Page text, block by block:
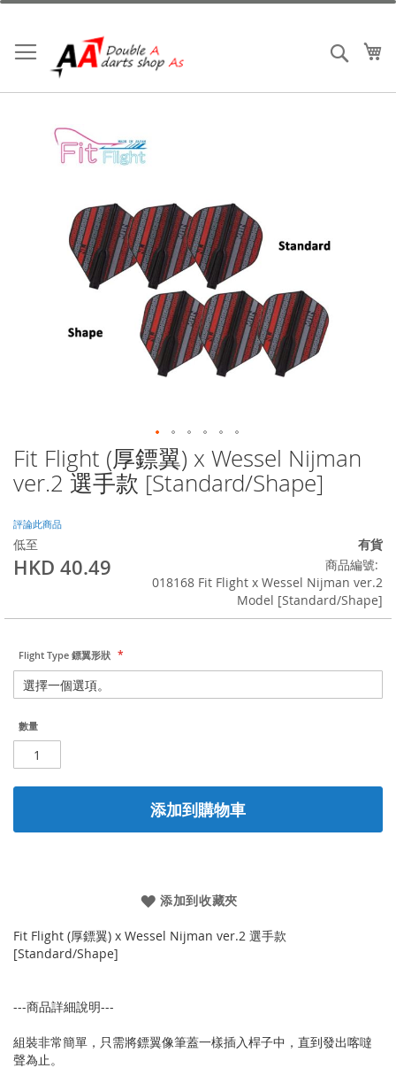
跳
內
容
搜索
Fit Flight (厚鏢翼) x Wessel Nijman
ver.2 選手款 [Standard/Shape]
評論此商品
低至
HKD 40.49
有貨
商品編號
018168 Fit Flight x Wessel Nijman ver.2
Model [Standard/Shape]
Flight Type 鏢翼形狀
數量
添加到購物車
添加到收藏夾
Fit Flight (厚鏢翼) x Wessel Nijman ver.2 選手款
[Standard/Shape]
---商品詳細說明---
組裝非常簡單，只需將鏢翼像筆蓋一樣插入桿子中，直到發出喀噠
聲為止。
Skip
to
the
of
the
images
gallery